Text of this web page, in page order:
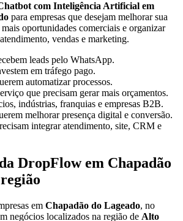
com Inteligência Artificial em
para empresas que desejam melhorar sua
oportunidades comerciais e organizar
vendas e marketing.
leads pelo WhatsApp.
em tráfego pago.
automatizar processos.
que precisam gerar mais orçamentos.
indústrias, franquias e empresas B2B.
melhorar presença digital e conversão.
integrar atendimento, site, CRM e
DropFlow em Chapadão
em Chapadão do Lageado, no
negócios localizados na região de Alto